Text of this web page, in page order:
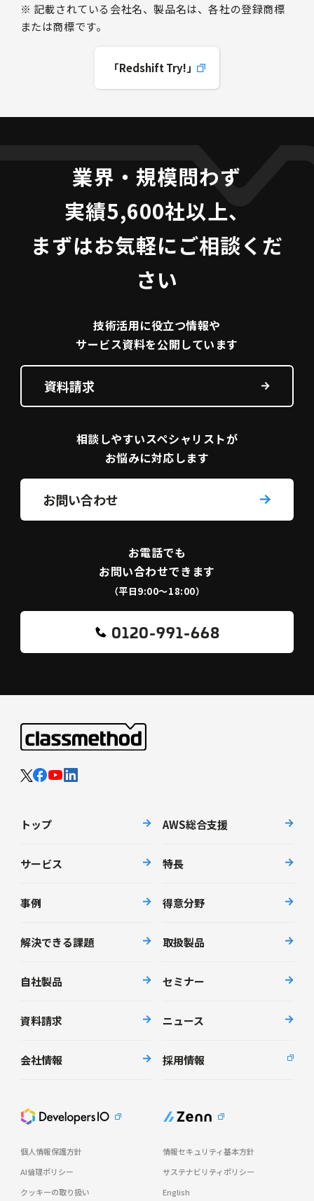
※ 記載されている会社名、製品名は、各社の登録商標
または商標です。
「Redshift Try!」
業界・規模問わず
実績5,600社以上、
まずはお気軽にご相談くだ
さい
技術活用に役立つ情報や
サービス資料を公開しています
資料請求
相談しやすいスペシャリストが
お悩みに対応します
お問い合わせ
お電話でも
お問い合わせできます
（平日9:00〜18:00）
0120-991-668
トップ AWS総合支援
サービス 特長
事例 得意分野
解決できる課題 取扱製品
自社製品 セミナー
資料請求 ニュース
会社情報 採用情報
個人情報保護方針
情報セキュリティ基本方針
AI倫理ポリシー
サステナビリティポリシー
クッキーの取り扱い
English